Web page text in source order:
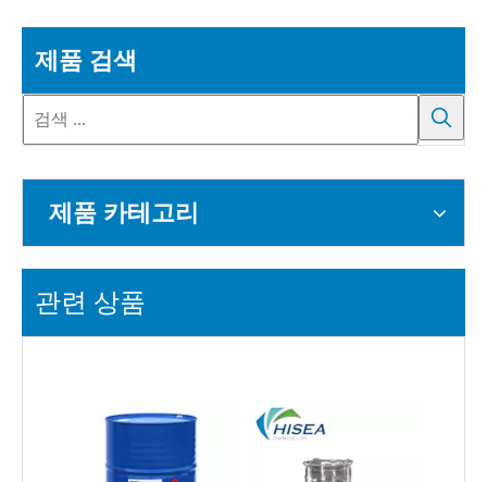
제품 검색
제품 카테고리
관련 상품